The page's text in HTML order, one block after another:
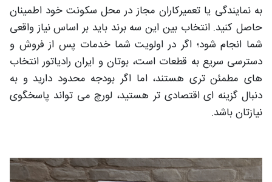
به نمایندگی یا تعمیرکاران مجاز در محل سکونت خود اطمینان
حاصل کنید. انتخاب بین این سه برند باید بر اساس نیاز واقعی
شما انجام شود؛ اگر در اولویت شما خدمات پس از فروش و
دسترسی سریع به قطعات است، بوتان و ایران رادیاتور انتخاب
های مطمئن تری هستند، اما اگر بودجه محدود دارید و به
دنبال گزینه ای اقتصادی تر هستید، لورچ می تواند پاسخگوی
نیازتان باشد.